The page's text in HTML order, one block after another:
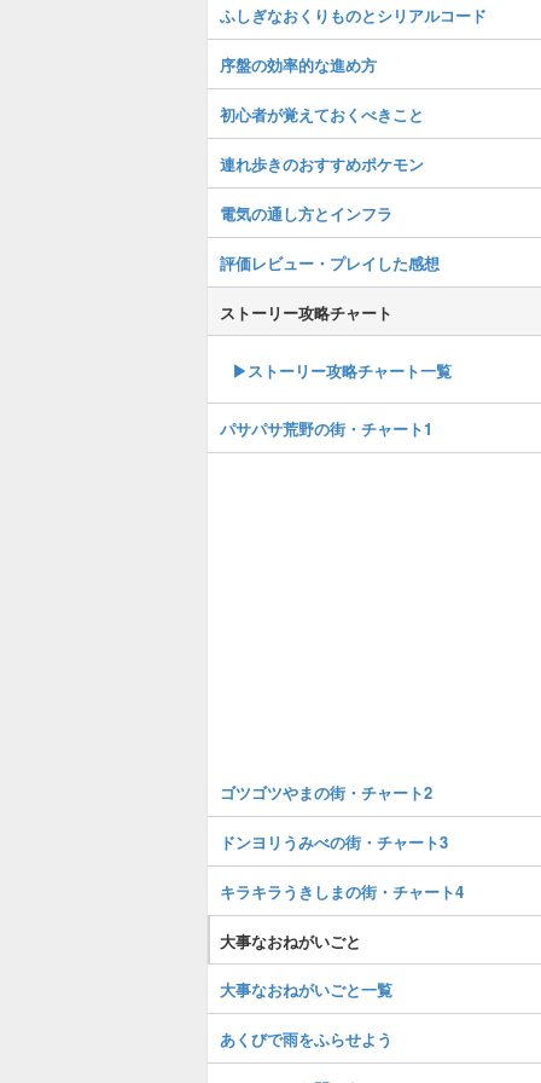
ふしぎなおくりものとシリアルコード
序盤の効率的な進め方
初心者が覚えておくべきこと
連れ歩きのおすすめポケモン
電気の通し方とインフラ
評価レビュー・プレイした感想
ストーリー攻略チャート
▶ストーリー攻略チャート一覧
パサパサ荒野の街・チャート1
ゴツゴツやまの街・チャート2
ドンヨリうみべの街・チャート3
キラキラうきしまの街・チャート4
大事なおねがいごと
大事なおねがいごと一覧
あくびで雨をふらせよう